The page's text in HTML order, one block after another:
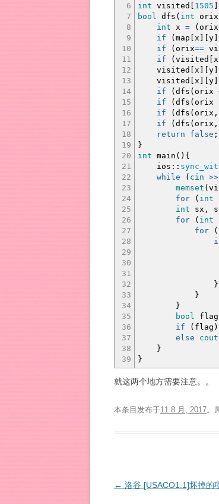
6
7
8
9
10
11
12
13
14
15
16
17
18
19
20
21
22
23
24
25
26
27
28
29
30
31
32
33
34
35
36
37
38
39
int visited 1505
bool dfs ( int
int x = ( orix
if
( map x y
if
( orix==
if
( visited x
visited
x y
visited
x y
if
( dfs ( orix
if
( dfs ( orix
if
( dfs (
if
( dfs (
return
false ;
}
int main ( ) {
ios ::
while
( cin >>
memset (
for
( int
int sx,
for
( int
for
(
}
}
}
bool flag
if
( flag )
else
cout
}
}
就这两个地方需要注意。。
本条目发布于11 8 月, 2017。
文
← 洛谷 [USACO1.1]坏掉的